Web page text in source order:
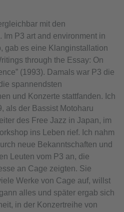
mit den
P3 art and environment in
gab es eine Klanginstallation
through the Essay: On
(1993). Damals war P3 die
spannendsten
und Konzerte stattfanden. Ich
als der Bassist Motoharu
des Free Jazz in Japan, im
ins Leben rief. Ich nahm
neue Bekanntschaften und
Leuten vom P3 an, die
an Cage zeigten. Sie
Werke von Cage auf, willst
alles und später ergab sich
in der Konzertreihe von